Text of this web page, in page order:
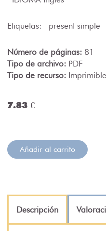
Etiquetas: present simple
Número de páginas: 81
Tipo de archivo: PDF
Tipo de recurso:
7.83 €
Añadir al carrito
Descripción